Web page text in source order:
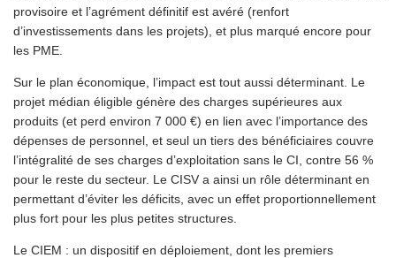
provisoire et l’agrément définitif est avéré (renfort
d’investissements dans les projets), et plus marqué encore pour
les PME.
Sur le plan économique, l’impact est tout aussi déterminant. Le
projet médian éligible génère des charges supérieures aux
produits (et perd environ 7 000 €) en lien avec l’importance des
dépenses de personnel, et seul un tiers des bénéficiaires couvre
l’intégralité de ses charges d’exploitation sans le CI, contre 56 %
pour le reste du secteur. Le CISV a ainsi un rôle déterminant en
permettant d’éviter les déficits, avec un effet proportionnellement
plus fort pour les plus petites structures.
Le CIEM : un dispositif en déploiement, dont les premiers